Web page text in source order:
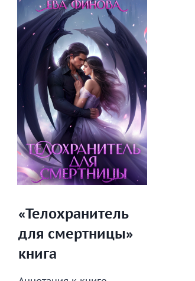
«Телохранитель
для смертницы»
книга